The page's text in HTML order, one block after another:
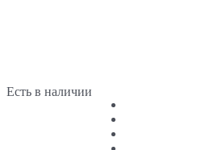
Есть в наличии